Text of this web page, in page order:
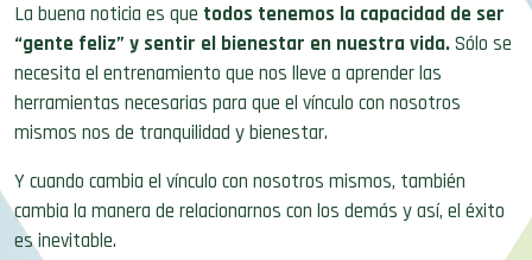
La buena noticia es que todos tenemos la capacidad de ser
“gente feliz” y sentir el bienestar en nuestra vida.Sólo se
necesita el entrenamiento que nos lleve a aprender las
herramientas necesarias para que el vínculo con nosotros
mismos nos de tranquilidad y bienestar.
Y cuando cambia el vínculo con nosotros mismos, también
cambia la manera de relacionarnos con los demás y así, el éxito
es inevitable.